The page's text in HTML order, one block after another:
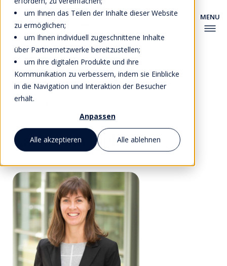
um Ihnen das Teilen der Inhalte dieser Website
zu ermöglichen;
um Ihnen individuell zugeschnittene Inhalte
über Partnernetzwerke bereitzustellen;
um ihre digitalen Produkte und ihre
Kommunikation zu verbessern, indem sie Einblicke
in die Navigation und Interaktion der Besucher
erhält.
Anpassen
Alle akzeptieren Alle ablehnen
Zurück zu Fakultät
Katharina Pick